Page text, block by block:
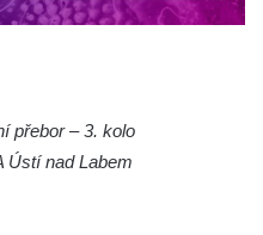
přebor – 3. kolo
Ústí nad Labem